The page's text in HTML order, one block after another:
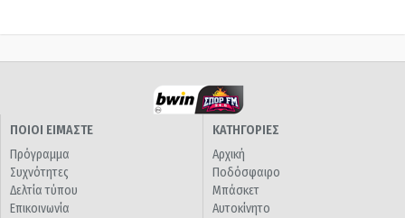
ΠΟΙΟΙ ΕΙΜΑΣΤΕ
Πρόγραμμα
Συχνότητες
Δελτία τύπου
Επικοινωνία
ΚΑΤΗΓΟΡΙΕΣ
Αρχική
Ποδόσφαιρο
Μπάσκετ
Αυτοκίνητο